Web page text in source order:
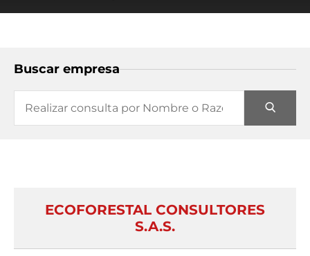
Buscar empresa
ECOFORESTAL CONSULTORES
S.A.S.